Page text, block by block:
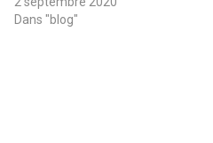
Dans "blog"